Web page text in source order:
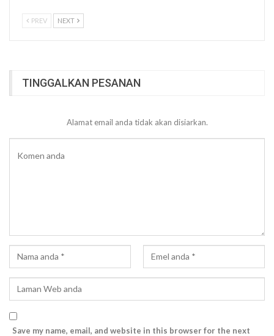
PREV NEXT
TINGGALKAN PESANAN
Alamat email anda tidak akan disiarkan.
Save my name, email, and website in this browser for the next